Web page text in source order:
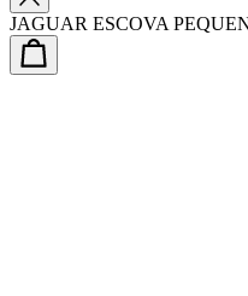
JAGUAR ESCOVA